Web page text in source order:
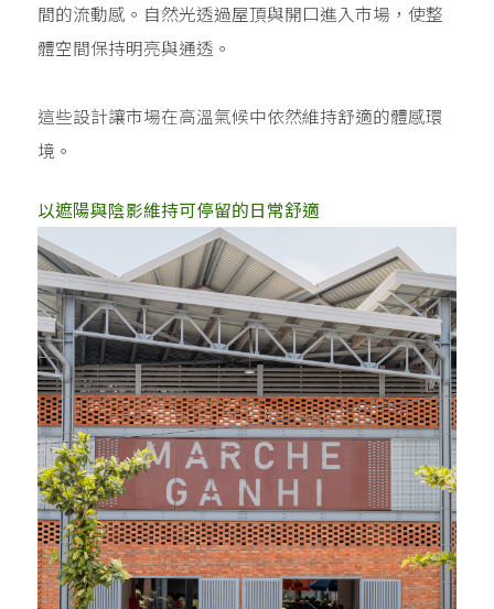
間的流動感。自然光透過屋頂與開口進入市場，使整
體空間保持明亮與通透。
這些設計讓市場在高溫氣候中依然維持舒適的體感環
境。
以遮陽與陰影維持可停留的日常舒適